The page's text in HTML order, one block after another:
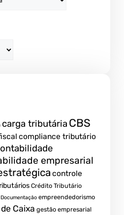
carga tributária CBS
compliance tributário
empresarial
controle
Crédito Tributário
Documentação empreendedorismo
Caixa gestão empresarial